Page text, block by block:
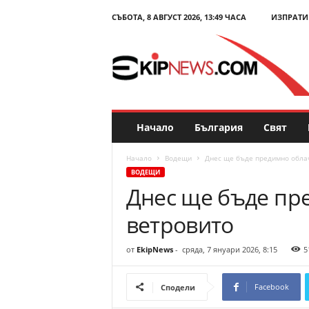
СЪБОТА, 8 АВГУСТ 2026, 13:49 ЧАСА
E
p
N
н
Начало България Свят
Начало Водещи Днес ще бъде предимно
ВОДЕЩИ
Днес ще бъде
ветровито
от EkipNews- сряда, 7 януари 2026, 8:15
Сподели Facebook